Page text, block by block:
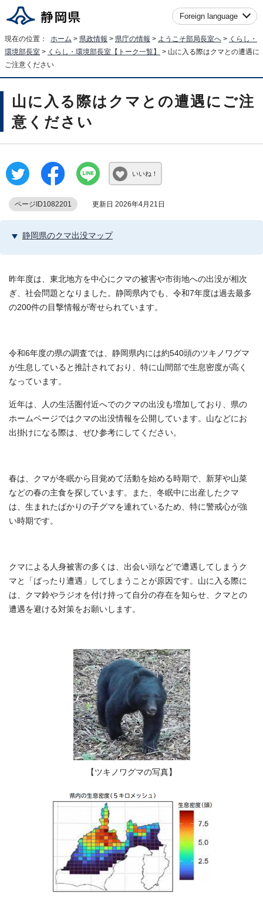
Foreign language
現在の位置： ホーム > 県政情報 > 県庁の情報 > ようこそ部局長室へ > くらし・
環境部長室 > くらし・環境部長室【トーク一覧】
> 山に入る際はクマとの遭遇に
ご注意ください
山に入る際はクマとの遭遇にご注
意ください
いいね！
ページID1082201 更新日 2026年4月21日
静岡県のクマ出没マップ
昨年度は、東北地方を中心にクマの被害や市街地への出没が相次
ぎ、社会問題となりました。静岡県内でも、令和7年度は過去最多
の200件の目撃情報が寄せられています。
令和6年度の県の調査では、静岡県内には約540頭のツキノワグマ
が生息していると推計されており、特に山間部で生息密度が高く
なっています。
近年は、人の生活圏付近へでのクマの出没も増加しており、県の
ホームページではクマの出没情報を公開しています。山などにお
出掛けになる際は、ぜひ参考にしてください。
春は、クマが冬眠から目覚めて活動を始める時期で、新芽や山菜
などの春の主食を探しています。また、冬眠中に出産したクマ
は、生まれたばかりの子グマを連れているため、特に警戒心が強
い時期です。
クマによる人身被害の多くは、出会い頭などで遭遇してしまうク
マと「ばったり遭遇」してしまうことが原因です。山に入る際に
は、クマ鈴やラジオを付け持って自分の存在を知らせ、クマとの
遭遇を避ける対策をお願いします。
【ツキノワグマの写真】